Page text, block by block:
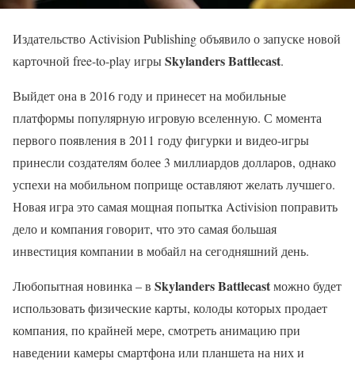
Издательство Activision Publishing объявило о запуске новой
карточной free-to-play игрыSkylanders Battlecast.
Выйдет она в 2016 году и принесет на мобильные
платформы популярную игровую вселенную. С момента
первого появления в 2011 году фигурки и видео-игры
принесли создателям более 3 миллиардов долларов, однако
успехи на мобильном поприще оставляют желать лучшего.
Новая игра это самая мощная попытка Activision поправить
дело и компания говорит, что это самая большая
инвестиция компании в мобайл на сегодняшний день.
Любопытная новинка – в Skylanders Battlecastможно будет
использовать физические карты, колоды которых продает
компания, по крайней мере, смотреть анимацию при
наведении камеры смартфона или планшета на них и